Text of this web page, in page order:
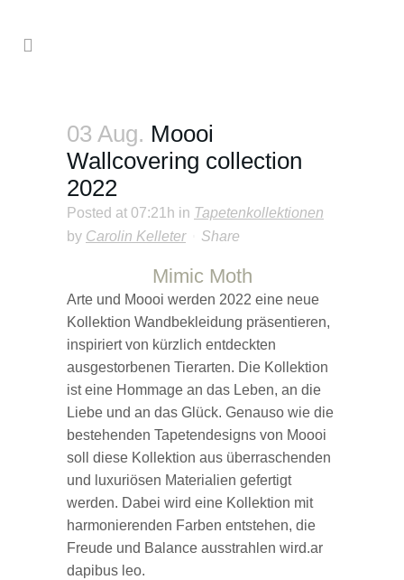
03 Aug. Moooi
Wallcovering collection
2022
Posted at 07:21h in Tapetenkollektionen
by Carolin Kelleter Share
Mimic Moth
Arte und Moooi werden 2022 eine neue
Kollektion Wandbekleidung präsentieren,
inspiriert von kürzlich entdeckten
ausgestorbenen Tierarten. Die Kollektion
ist eine Hommage an das Leben, an die
Liebe und an das Glück. Genauso wie die
bestehenden Tapetendesigns von Moooi
soll diese Kollektion aus überraschenden
und luxuriösen Materialien gefertigt
werden. Dabei wird eine Kollektion mit
harmonierenden Farben entstehen, die
Freude und Balance ausstrahlen wird.ar
dapibus leo.